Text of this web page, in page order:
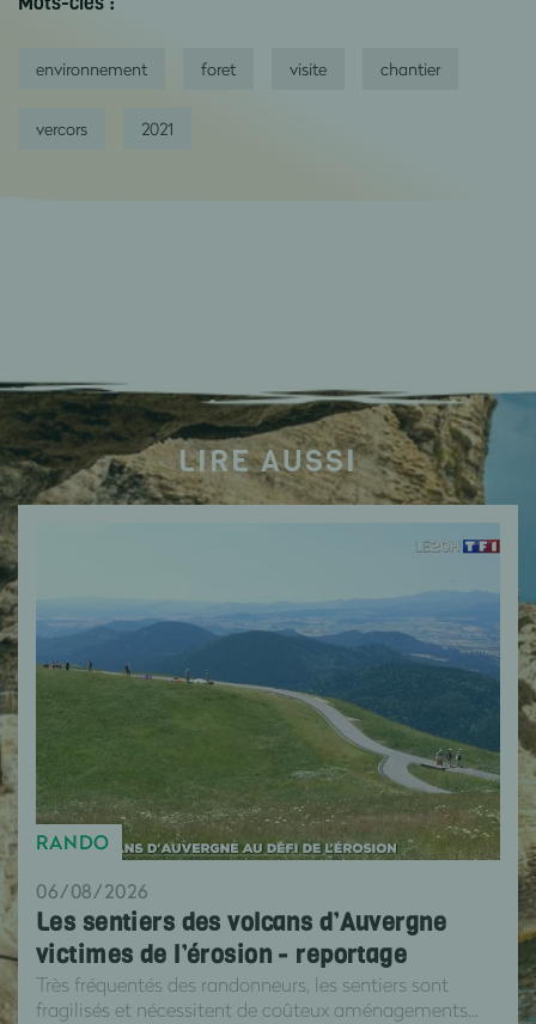
environnement foret visite chantier
vercors 2021
LIRE AUSSI
RANDO
06/08/2026
Les sentiers des volcans d’Auvergne
victimes de l’érosion - reportage
Très fréquentés des randonneurs, les sentiers sont
fragilisés et nécessitent de coûteux aménagements...